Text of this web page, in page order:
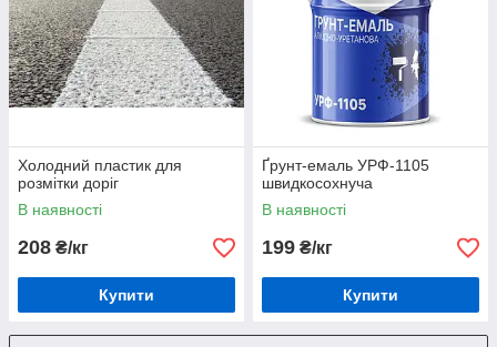
Холодний пластик для
розмітки доріг
В наявності
208 ₴/кг
Купити
Ґрунт-емаль УРФ-1105
швидкосохнуча
В наявності
199 ₴/кг
Купити